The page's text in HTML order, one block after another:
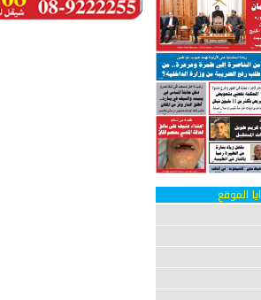
الموقع